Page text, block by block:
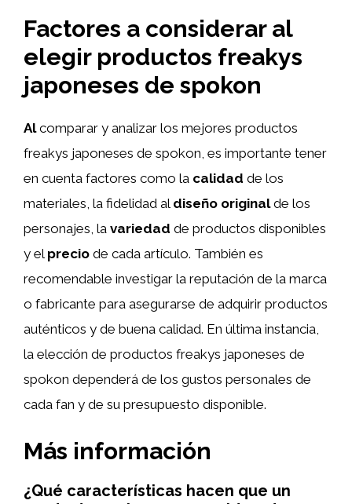
Factores a considerar al
elegir productos freakys
japoneses de spokon
Alcomparar y analizar los mejores productos
freakys japoneses de spokon, es importante tener
en cuenta factores como la calidad de los
materiales, la fidelidad al diseño originalde los
personajes, la variedad de productos disponibles
y el precio de cada artículo. También es
recomendable investigar la reputación de la marca
o fabricante para asegurarse de adquirir productos
auténticos y de buena calidad. En última instancia,
la elección de productos freakys japoneses de
spokon dependerá de los gustos personales de
cada fan y de su presupuesto disponible.
Más información
¿Qué características hacen que un